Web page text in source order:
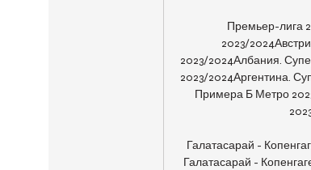
Премьер-лига
2023/
2023/2024Албания.
2023/2024Аргентина.
Примера Б Метро
Галатасарай -
Галатасарай -